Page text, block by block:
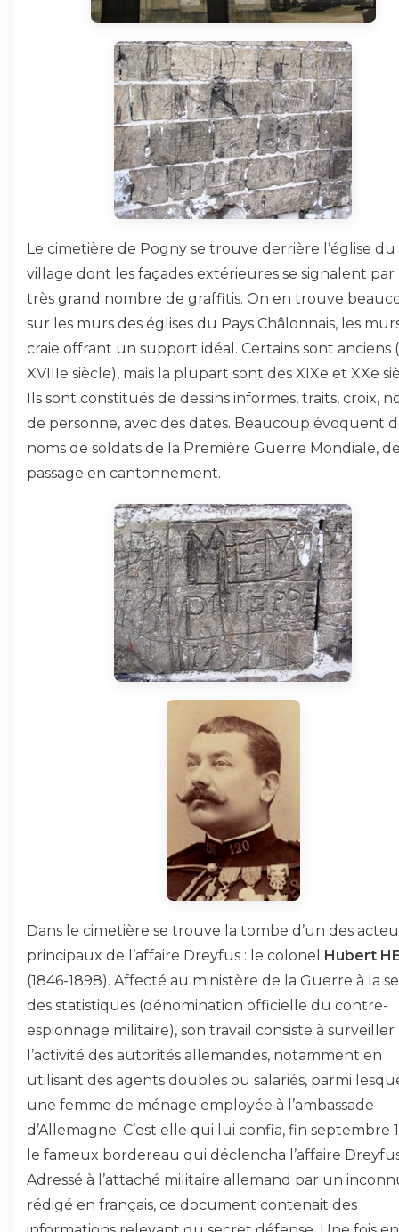
Le cimetière de Pogny se trouve derrière l’église du
village dont les façades extérieures se signalent par
très grand nombre de graffitis. On en trouve
sur les murs des églises du Pays Châlonnais, les
craie offrant un support idéal. Certains sont anciens
XVIIIe siècle), mais la plupart sont des XIXe et XXe
Ils sont constitués de dessins informes, traits, croix,
de personne, avec des dates. Beaucoup évoquent
noms de soldats de la Première Guerre Mondiale,
passage en cantonnement.
Dans le cimetière se trouve la tombe d’un des
principaux de l’affaire Dreyfus : le colonel Hubert
(1846-1898). Affecté au ministère de la Guerre à la
des statistiques (dénomination officielle du contre-
espionnage militaire), son travail consiste à surveiller
l’activité des autorités allemandes, notamment en
utilisant des agents doubles ou salariés, parmi
une femme de ménage employée à l’ambassade
d’Allemagne. C’est elle qui lui confia, fin septembre
le fameux bordereau qui déclencha l’affaire
Adressé à l’attaché militaire allemand par un
rédigé en français, ce document contenait des